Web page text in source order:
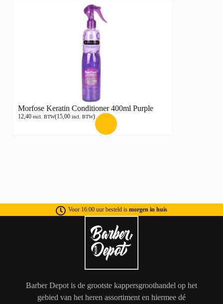
Morfose Keratin Conditioner 400ml Purple
12,40 excl. BTW(15,00 incl. BTW)
Voor 16:00 uur besteld is morgen in huis
Barber Depot is de grootste kappersgroothandel op het
gebied van het heren assortiment en hiermee dé